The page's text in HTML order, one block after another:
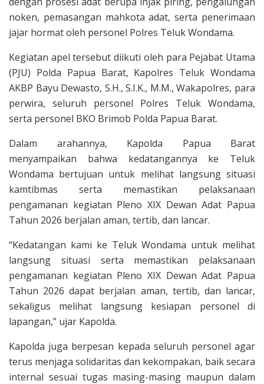
noken, pemasangan mahkota adat, serta penerimaan
jajar hormat oleh personel Polres Teluk Wondama.
Kegiatan apel tersebut diikuti oleh para Pejabat Utama
(PJU) Polda Papua Barat, Kapolres Teluk Wondama
AKBP Bayu Dewasto, S.H., S.I.K., M.M., Wakapolres, para
perwira, seluruh personel Polres Teluk Wondama,
serta personel BKO Brimob Polda Papua Barat.
Dalam arahannya, Kapolda Papua Barat
menyampaikan bahwa kedatangannya ke Teluk
Wondama bertujuan untuk melihat langsung situasi
kamtibmas serta memastikan pelaksanaan
pengamanan kegiatan Pleno XIX Dewan Adat Papua
Tahun 2026 berjalan aman, tertib, dan lancar.
“Kedatangan kami ke Teluk Wondama untuk melihat
langsung situasi serta memastikan pelaksanaan
pengamanan kegiatan Pleno XIX Dewan Adat Papua
Tahun 2026 dapat berjalan aman, tertib, dan lancar,
sekaligus melihat langsung kesiapan personel di
lapangan,” ujar Kapolda.
Kapolda juga berpesan kepada seluruh personel agar
terus menjaga solidaritas dan kekompakan, baik secara
internal sesuai tugas masing-masing maupun dalam